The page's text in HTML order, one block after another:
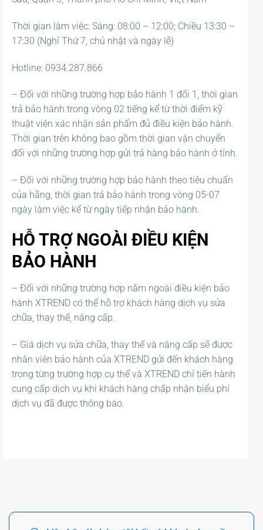
Thời gian làm việc: Sáng: 08:00 – 12:00; Chiều 13:30 –
17:30 (Nghỉ Thứ 7, chủ nhật và ngày lễ)
Hotline: 0934.287.866
– Đối với những trường hợp bảo hành 1 đổi 1, thời gian
trả bảo hành trong vòng 02 tiếng kể từ thời điểm kỹ
thuật viên xác nhận sản phẩm đủ điều kiện bảo hành.
Thời gian trên không bao gồm thời gian vận chuyển
đối với những trường hợp gửi trả hàng bảo hành ở tỉnh.
– Đối với những trường hợp bảo hành theo tiêu chuẩn
của hãng, thời gian trả bảo hành trong vòng 05-07
ngày làm việc kể từ ngày tiếp nhận bảo hành.
HỖ TRỢ NGOÀI ĐIỀU KIỆN
BẢO HÀNH
– Đối với những trường hợp nằm ngoài điều kiện bảo
hành XTREND có thể hỗ trợ khách hàng dịch vụ sửa
chữa, thay thế, nâng cấp.
– Giá dịch vụ sửa chữa, thay thế và nâng cấp sẽ được
nhân viên bảo hành của XTREND gửi đến khách hàng
trong từng trường hợp cụ thể và XTREND chỉ tiến hành
cung cấp dịch vụ khi khách hàng chấp nhận biểu phí
dịch vụ đã được thông báo.